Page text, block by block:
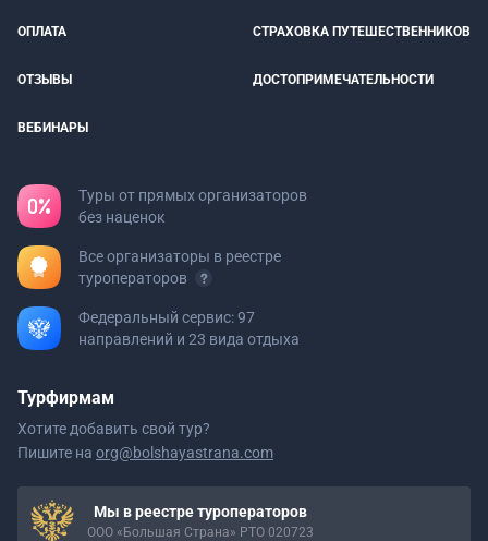
ОПЛАТА СТРАХОВКА ПУТЕШЕСТВЕННИКОВ
ОТЗЫВЫ ДОСТОПРИМЕЧАТЕЛЬНОСТИ
ВЕБИНАРЫ
Туры от прямых организаторов
без наценок
Все организаторы в реестре
туроператоров
Федеральный сервис: 97
направлений и 23 вида отдыха
Турфирмам
Хотите добавить свой тур?
Пишите на org@bolshayastrana.com
Мы в реестре туроператоров
ООО «Большая Страна» РТО 020723